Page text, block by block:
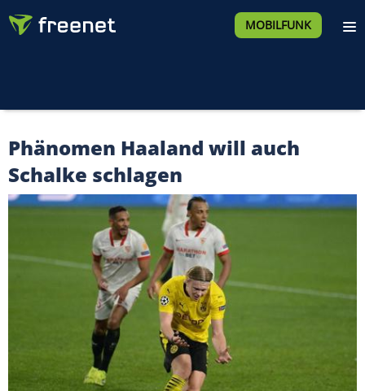
MOBILFUNK
Phänomen Haaland will auch
Schalke schlagen